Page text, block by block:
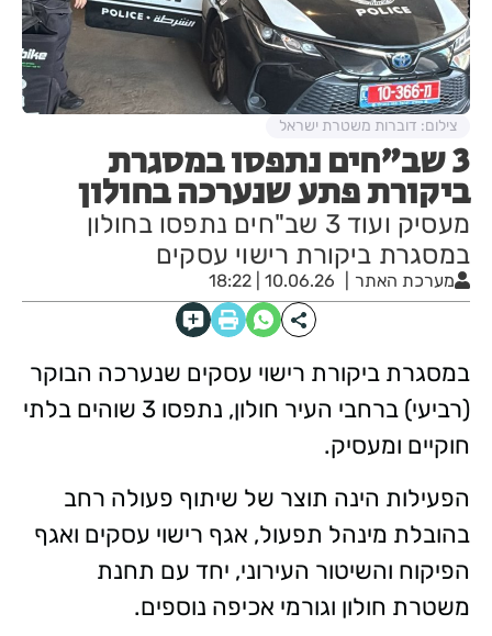
3 שב"חים נתפסו במסגרת
ביקורת פתע שנערכה בחולון
מעסיק ועוד 3 שב"חים נתפסו בחולון
במסגרת ביקורת רישוי עסקים
מערכת האתר 10.06.26 | 18:22
צילום: דוברות משטרת ישראל
במסגרת ביקורת רישוי עסקים שנערכה הבוקר
(רביעי) ברחבי העיר חולון, נתפסו 3 שוהים בלתי
חוקיים ומעסיק.
הפעילות הינה תוצר של שיתוף פעולה רחב
בהובלת מינהל תפעול, אגף רישוי עסקים ואגף
הפיקוח והשיטור העירוני, יחד עם תחנת
משטרת חולון וגורמי אכיפה נוספים.